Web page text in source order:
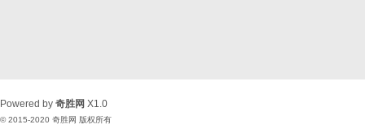
Powered by 奇胜网 X1.0
© 2015-2020 奇胜网 版权所有